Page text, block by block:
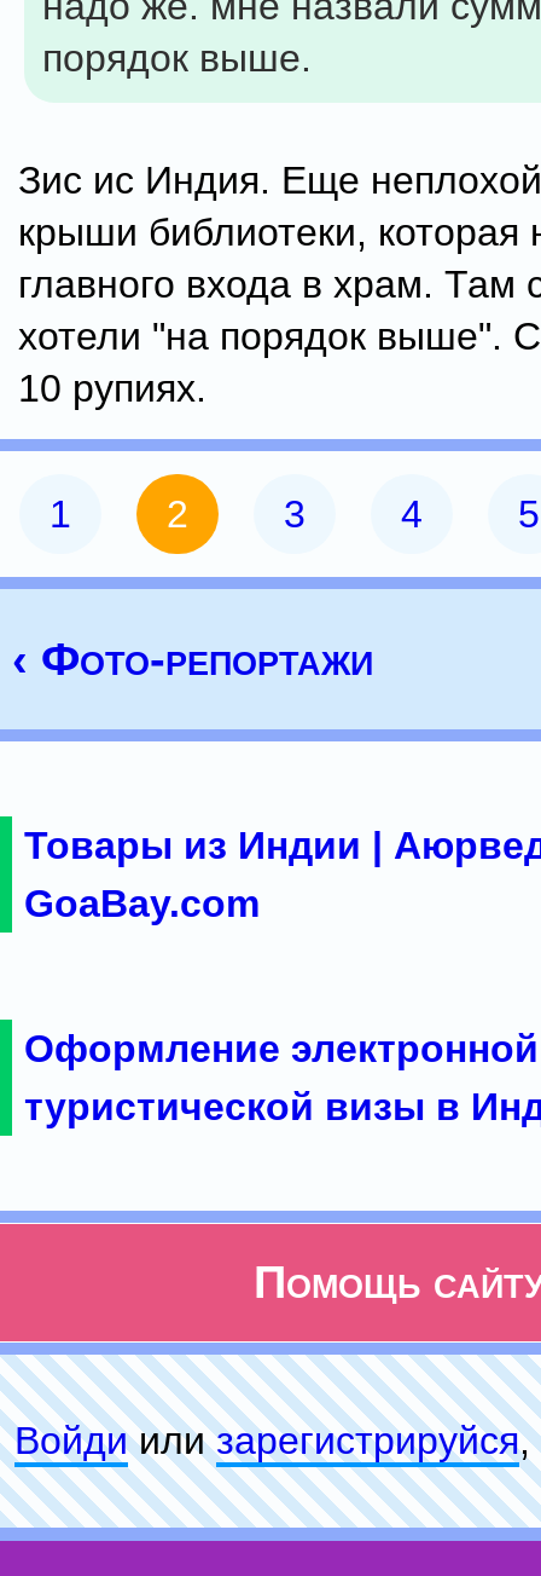
порядок выше.
Зис ис Индия. Еще
крыши библиотеки, которая
главного входа в храм. Там
хотели "на порядок выше".
10 рупиях.
1 2 3 4 5
‹ Фото-репортажи
Товары из Индии |
GoaBay.com
Оформление электронной
туристической визы в
Помощь
Войдиилизарeгиcтpируйся,